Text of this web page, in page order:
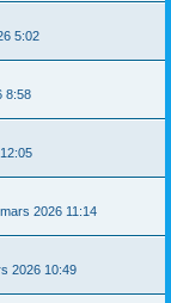
5:02
8:58
2026 11:14
2026 10:49